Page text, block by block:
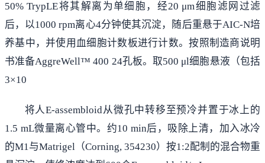
50% TrypLE将其解离为单细胞，经20 μm细胞滤网过滤
后，以1000 rpm离心4分钟使其沉淀，随后重悬于AIC-N培
养基中，并使用血细胞计数板进行计数。按照制造商说明
书准备AggreWell™ 400 24孔板。取500 μl细胞悬液（包括
3×10
将人E-assembloid从微孔中转移至预冷并置于冰上的
1.5 mL微量离心管中。约10 min后，吸除上清，加入冰冷
的M1与Matrigel（Corning, 354230）按1:2配制的混合物重